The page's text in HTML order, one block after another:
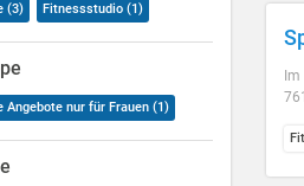
(3) Fitnessstudio (1)
Angebote nur für Frauen (1)